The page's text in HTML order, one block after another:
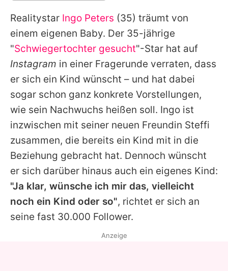
Alle Themen auf Promiflash
Jobs
App runterladen
Team
Redaktionelle Richtlinien
Impressum
Datenschutzerklärung
Utiq verwalten
Realitystar Ingo Peters (35) träumt von
einem eigenen Baby. Der 35-jährige
"Schwiegertochter gesucht"-Star hat auf
Instagram in einer Fragerunde verraten, dass
er sich ein Kind wünscht – und hat dabei
sogar schon ganz konkrete Vorstellungen,
wie sein Nachwuchs heißen soll. Ingo ist
inzwischen mit seiner neuen Freundin Steffi
zusammen, die bereits ein Kind mit in die
Beziehung gebracht hat. Dennoch wünscht
er sich darüber hinaus auch ein eigenes Kind:
"Ja klar, wünsche ich mir das, vielleicht
noch ein Kind oder so", richtet er sich an
seine fast 30.000 Follower.
Anzeige